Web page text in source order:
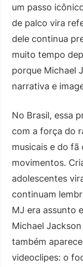
um passo
de palco vira
dele continua
muito tempo
porque Michael
narrativa e
No Brasil, essa
com a força do
musicais e do fã
movimentos.
adolescentes
continuam
MJ era assunto
Michael
também
videoclipes: o